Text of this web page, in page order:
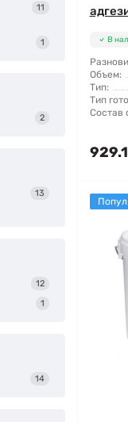
11
1
2
13
12
1
14
В
Объем:
Тип:
Тип
Состав